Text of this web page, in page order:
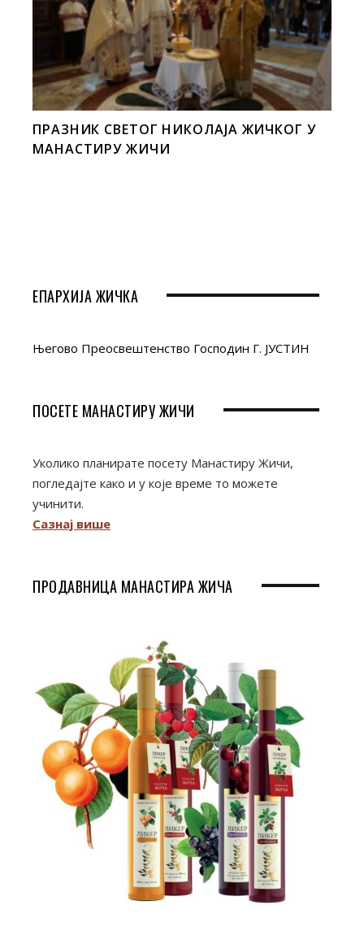
ПРАЗНИК СВЕТОГ НИКОЛАЈА ЖИЧКОГ У
МАНАСТИРУ ЖИЧИ
ЕПАРХИЈА ЖИЧКА
Његово Преосвештенство Господин Г. ЈУСТИН
ПОСЕТЕ МАНАСТИРУ ЖИЧИ
Уколико планирате посету Манастиру Жичи,
погледајте како и у које време то можете
учинити.
Сазнај више
ПРОДАВНИЦА МАНАСТИРА ЖИЧА